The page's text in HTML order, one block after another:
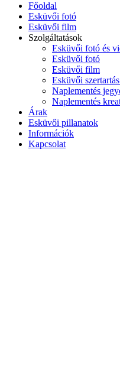
Főoldal
Esküvői fotó
Esküvői film
Szolgáltatások
Esküvői fotó és
Esküvői fotó
Esküvői film
Esküvői
Naplementés
Naplementés
Árak
Esküvői pillanatok
Információk
Kapcsolat